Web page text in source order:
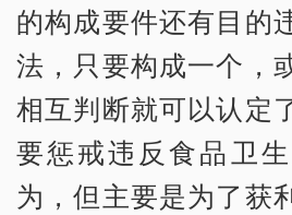
的构成要件还有目的
法，只要构成一个，
相互判断就可以认定
要惩戒违反食品卫
为，但主要是为了获